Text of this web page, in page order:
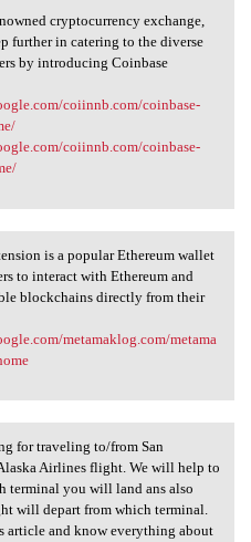
cryptocurrency exchange,
further in catering to the diverse
by introducing Coinbase
coiinnb.com/coinbase-
coiinnb.com/coinbase-
is a
is a popular Ethereum wallet
to interact with Ethereum and
blockchains directly from their
metamaklog.com/metama
for traveling
for traveling to/from San
Airlines flight. We will help to
terminal you will land ans also
will depart from which terminal.
article and know everything about